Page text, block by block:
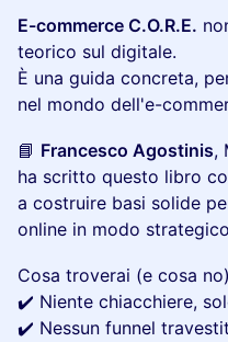
E-commerce C.O.R.E.
teorico sul digitale.
È una guida concreta,
nel mondo dell'e-
📘 Francesco Agostinis,
ha scritto questo libro
a costruire basi solide
online in modo
Cosa troverai (e cosa
✔️ Niente chiacchiere,
✔️ Nessun funnel